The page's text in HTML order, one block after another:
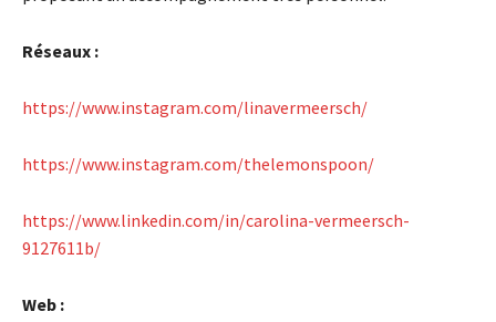
Réseaux :
https://www.instagram.com/linavermeersch/
https://www.instagram.com/thelemonspoon/
https://www.linkedin.com/in/carolina-vermeersch-
9127611b/
Web :